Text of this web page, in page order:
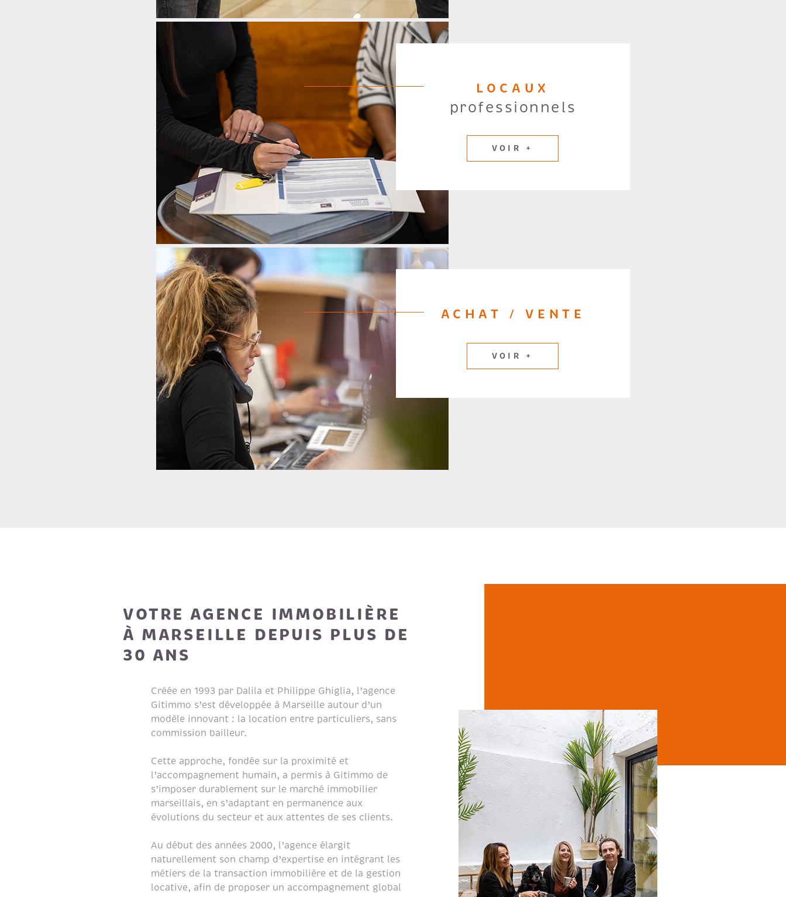
LOCAUX
professionnels
VOIR +
ACHAT / VENTE
VOIR +
VOTRE AGENCE IMMOBILIÈRE
À MARSEILLE DEPUIS PLUS DE
30 ANS
Créée en 1993 par Dalila et Philippe Ghiglia, l’agence
Gitimmo s’est développée à Marseille autour d’un
modèle innovant : la location entre particuliers, sans
commission bailleur.
Cette approche, fondée sur la proximité et
l’accompagnement humain, a permis à Gitimmo de
s’imposer durablement sur le marché immobilier
marseillais, en s’adaptant en permanence aux
évolutions du secteur et aux attentes de ses clients.
Au début des années 2000, l’agence élargit
naturellement son champ d’expertise en intégrant les
métiers de la transaction immobilière et de la gestion
locative, afin de proposer un accompagnement global